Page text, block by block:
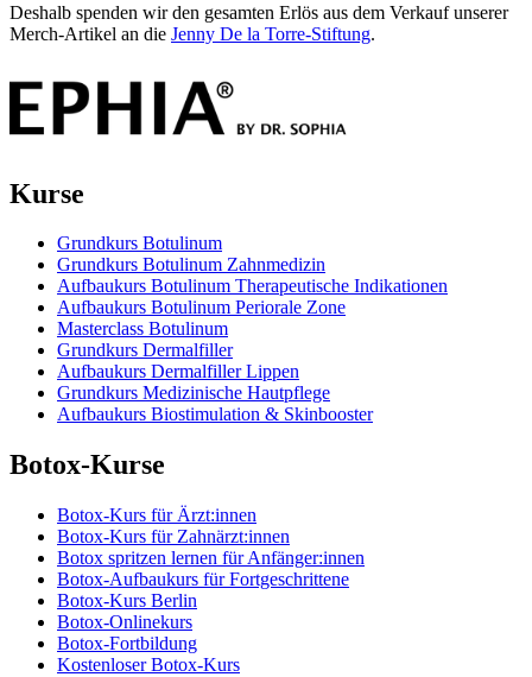
Deshalb spenden wir den gesamten Erlös aus dem Verkauf unserer
Merch-Artikel an die Jenny De la Torre-Stiftung.
Kurse
Grundkurs Botulinum
Grundkurs Botulinum Zahnmedizin
Aufbaukurs Botulinum Therapeutische Indikationen
Aufbaukurs Botulinum Periorale Zone
Masterclass Botulinum
Grundkurs Dermalfiller
Aufbaukurs Dermalfiller Lippen
Grundkurs Medizinische Hautpflege
Aufbaukurs Biostimulation & Skinbooster
Botox-Kurse
Botox-Kurs für Ärzt:innen
Botox-Kurs für Zahnärzt:innen
Botox spritzen lernen für Anfänger:innen
Botox-Aufbaukurs für Fortgeschrittene
Botox-Kurs Berlin
Botox-Onlinekurs
Botox-Fortbildung
Kostenloser Botox-Kurs